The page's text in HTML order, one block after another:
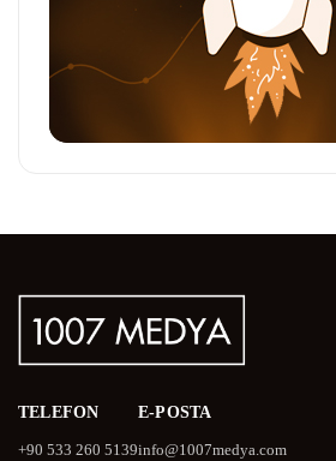
TELEFON
+90 533 260 5139
E-POSTA
info@1007medya.com